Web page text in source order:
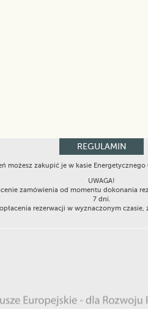
REGULAMIN
zakupić je w kasie
UWAGA!
zamówienia od momentu
7 dni.
rezerwacji w wyznaczonym